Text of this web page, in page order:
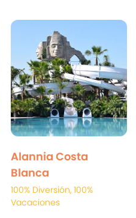
Alannia Costa
Blanca
100% Diversión, 100%
Vacaciones